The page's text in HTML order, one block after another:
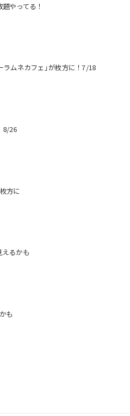
やってる！
ラムネカフェ｣が枚方に！7/18
8/26
方に
えるかも
も